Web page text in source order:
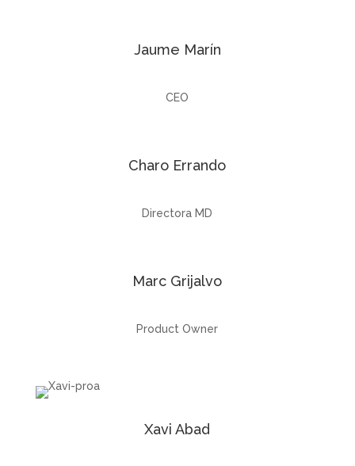
Jaume Marín
CEO
Charo Errando
Directora MD
Marc Grijalvo
Product Owner
Xavi Abad